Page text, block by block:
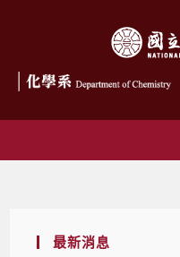
最新消息